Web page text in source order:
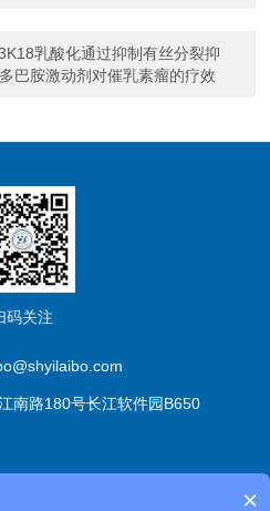
乳酸化通过抑制有丝分裂抑
巴胺激动剂对催乳素瘤的疗效
码关注
南路180号长江软件园B650
×